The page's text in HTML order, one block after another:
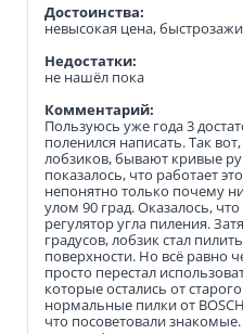
Достоинства:
невысокая цена,
Недостатки:
не нашёл пока
Комментарий:
Пользуюсь уже года 3
поленился написать. Так
лобзиков, бывают кривые
показалось, что работает
непонятно только почему
улом 90 град. Оказалось,
регулятор угла пиления.
градусов, лобзик стал
поверхности. Но всё равно
просто перестал
которые остались от
нормальные пилки от
что посоветовали